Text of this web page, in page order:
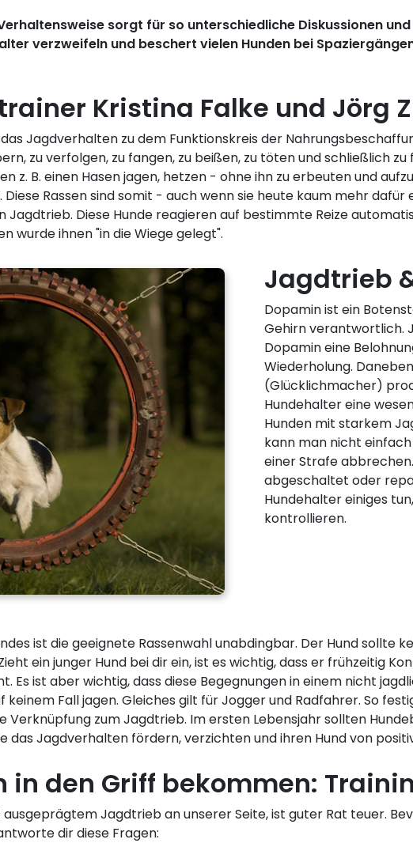
sorgt für so unterschiedliche Diskussionen
verzweifeln und beschert vielen Hunden bei
Kristina Falke und Jörg
Jagdverhalten zu dem Funktionskreis der
zu verfolgen, zu fangen, zu beißen, zu töten und schließlich
z. B. einen Hasen jagen, hetzen - ohne ihn zu erbeuten und
Rassen sind somit - auch wenn sie heute kaum mehr
Jagdtrieb. Diese Hunde reagieren auf bestimmte Reize
wurde ihnen "in die Wiege gelegt".
Jagdtrieb
Dopamin ist ein
Gehirn verantwortlich.
Dopamin eine
Wiederholung.
(Glücklichmacher)
Hundehalter eine
Hunden mit starkem
kann man nicht
einer Strafe
abgeschaltet oder
Hundehalter einiges
kontrollieren.
ist die geeignete Rassenwahl unabdingbar. Der Hund sollte
ein junger Hund bei dir ein, ist es wichtig, dass er frühzeitig
Es ist aber wichtig, dass diese Begegnungen in einem nicht
Fall jagen. Gleiches gilt für Jogger und Radfahrer. So
Verknüpfung zum Jagdtrieb. Im ersten Lebensjahr sollten
das Jagdverhalten fördern, verzichten und ihren Hund von
in den Griff bekommen:
Jagdtrieb an unserer Seite, ist guter Rat teuer.
dir diese Fragen: